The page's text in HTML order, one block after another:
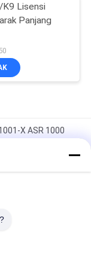
Lisensi
Panjang
X ASR 1000
Catalyst 9300 2 X
Range